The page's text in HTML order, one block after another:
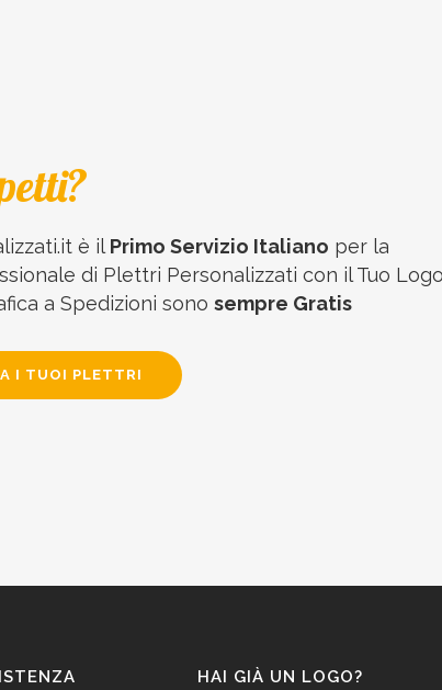
è il Primo Servizio Italiano per la
di Plettri Personalizzati con il Tuo
a Spedizioni sono sempre Gratis
I TUOI PLETTRI
HAI GIÀ UN LOGO?